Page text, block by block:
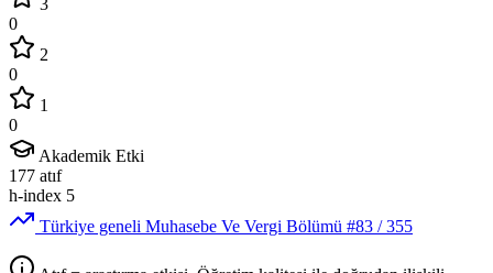
0
2
0
1
0
Akademik Etki
177 atıf
h-index 5
Türkiye geneli Muhasebe Ve Vergi Bölümü #83 / 355